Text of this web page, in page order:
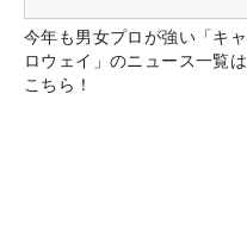
今年も男女プロが強い「キャ
ロウェイ」のニュース一覧は
こちら！